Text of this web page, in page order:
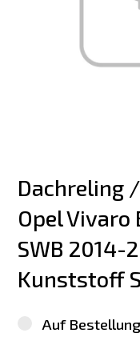
Dachreling
Opel Vivaro
SWB 2014-
Kunststoff
Auf Bestellung